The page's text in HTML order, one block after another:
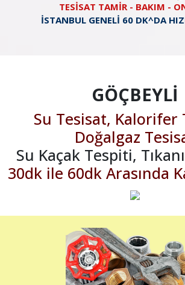
TESİSAT TAMİR - BAKIM -
İSTANBUL GENELİ 60 DK^DA
GÖÇBEYLİ
Su Tesisat, Kalorifer
Doğalgaz
Su Kaçak Tespiti,
30dk ile 60dk Arasında